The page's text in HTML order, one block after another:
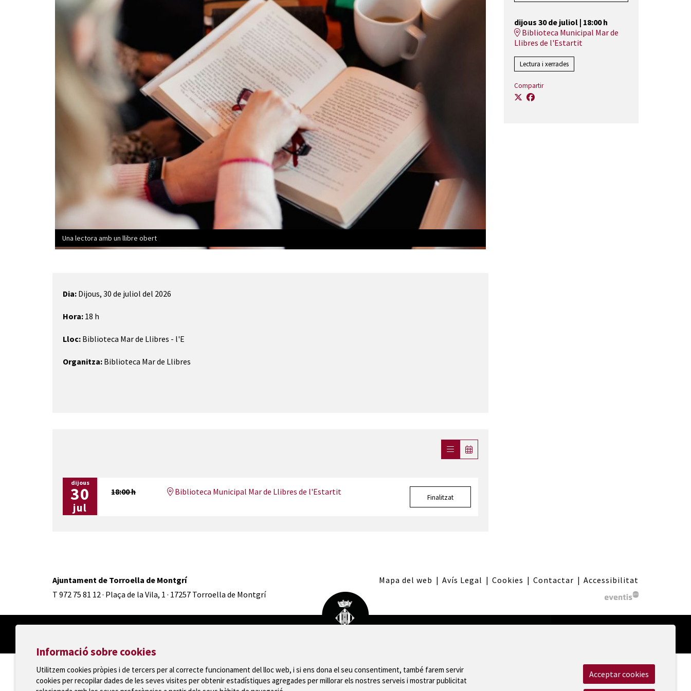
Una lectora amb un llibre obert
Dia: Dijous, 30 de juliol del 2026
Hora: 18 h
Lloc: Biblioteca Mar de Llibres - l'E
Organitza: Biblioteca Mar de Llibres
dijous
30
jul
18:00 h Biblioteca Municipal Mar de Llibres de l'Estartit
Finalitzat
dijous 30 de juliol| 18:00 h
Biblioteca Municipal Mar de
Llibres de l'Estartit
Lectura i xerrades
Compartir
Ajuntament de Torroella de Montgrí
T 972 75 81 12 · Plaça de la Vila, 1 · 17257 Torroella de Montgrí
Mapa del web | Avís Legal | Cookies | Contactar | Accessibilitat
Informació sobre cookies
Utilitzem cookies pròpies i de tercers per al correcte funcionament del lloc web, i si ens dona el seu consentiment, també farem servir
cookies per recopilar dades de les seves visites per obtenir estadístiques agregades per millorar els nostres serveis i mostrar publicitat
Acceptar cookies